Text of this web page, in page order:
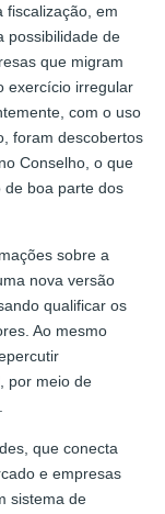
fiscalização, em
possibilidade de
que migram
exercício irregular
com o uso
foram descobertos
Conselho, o que
de boa parte dos
sobre a
nova versão
qualificar os
Ao mesmo
por meio de
que conecta
e empresas
sistema de